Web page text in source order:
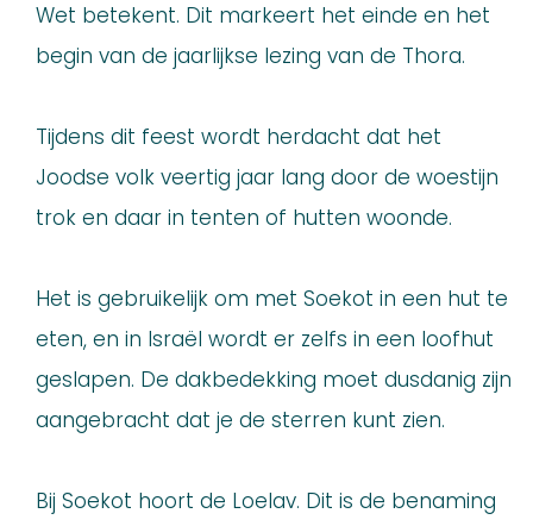
Wet betekent. Dit markeert het einde en het
begin van de jaarlijkse lezing van de Thora.
Tijdens dit feest wordt herdacht dat het
Joodse volk veertig jaar lang door de woestijn
trok en daar in tenten of hutten woonde.
Het is gebruikelijk om met Soekot in een hut te
eten, en in Israël wordt er zelfs in een loofhut
geslapen. De dakbedekking moet dusdanig zijn
aangebracht dat je de sterren kunt zien.
Bij Soekot hoort de Loelav. Dit is de benaming